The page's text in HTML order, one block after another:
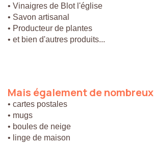
• Vinaigres de Blot l'église
• Savon artisanal
• Producteur de plantes
• et bien d'autres produits...
Mais égalementdenombreux
• cartes postales
• mugs
• boules de neige
• linge de maison